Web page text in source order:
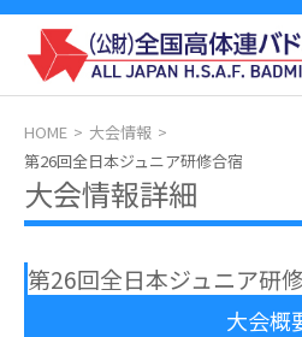
HOME
大会情報
第26回全日本ジュニア研修合宿
大会情報詳細
第26回全日本ジュニア研
大会概